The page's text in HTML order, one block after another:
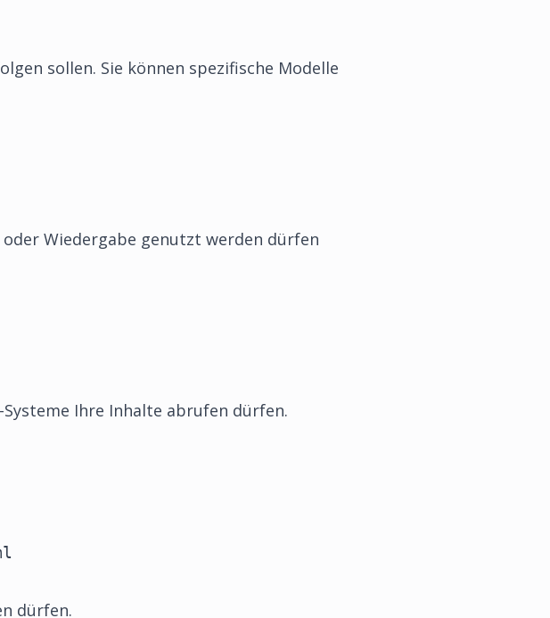
sollen. Sie können spezifische Modelle
Wiedergabe genutzt werden dürfen
Ihre Inhalte abrufen dürfen.
dürfen.